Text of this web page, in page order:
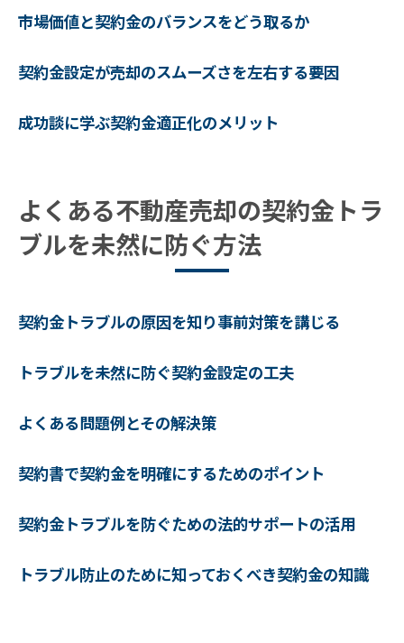
契約金に関する全体像を理解しスムーズな
市場価値と契約金のバランスをどう取るか
契約金設定が売却のスムーズさを左右する要因
成功談に学ぶ契約金適正化のメリット
よくある不動産売却の契約金トラ
ブルを未然に防ぐ方法
契約金トラブルの原因を知り事前対策を講じる
トラブルを未然に防ぐ契約金設定の工夫
よくある問題例とその解決策
契約書で契約金を明確にするためのポイント
契約金トラブルを防ぐための法的サポートの活用
トラブル防止のために知っておくべき契約金の知識